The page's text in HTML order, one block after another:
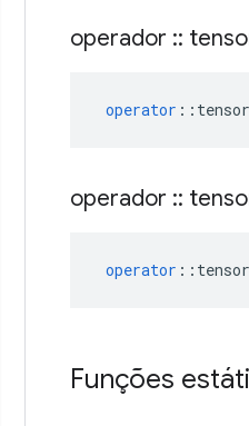
operador ::
operator ::
operador ::
operator ::
Funções